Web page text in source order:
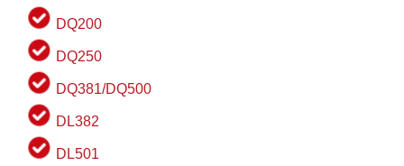
DQ200
DQ250
DQ381/DQ500
DL382
DL501